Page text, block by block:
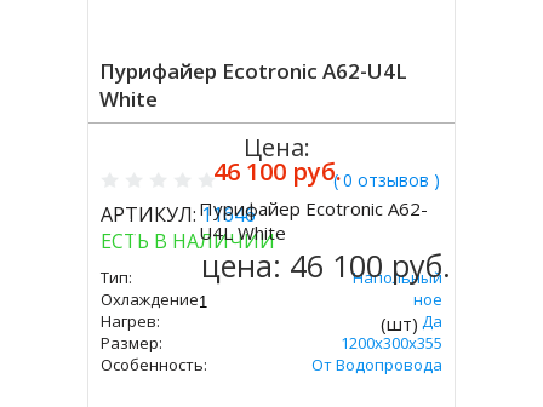
Пурифайер Ecotronic A62-U4L
White
( 0 отзывов )
АРТИКУЛ:11646
ЕСТЬ В НАЛИЧИИ
Тип:
Напольный
Охлаждение:
Компрессорное
Нагрев:
Да
Размер:
1200x300x355
Особенность:
От Водопровода
Цена:
46 100 руб.
Купить
Пурифайер Ecotronic A62-
U4L White
цена: 46 100 руб.
(шт)